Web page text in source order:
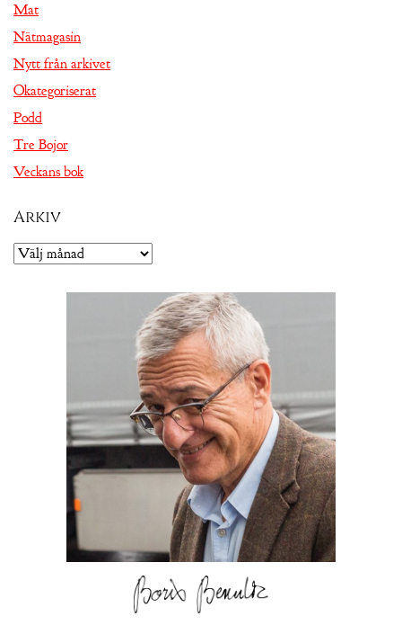
Mat
Nätmagasin
Nytt från arkivet
Okategoriserat
Podd
Tre Bojor
Veckans bok
Arkiv
Arkiv